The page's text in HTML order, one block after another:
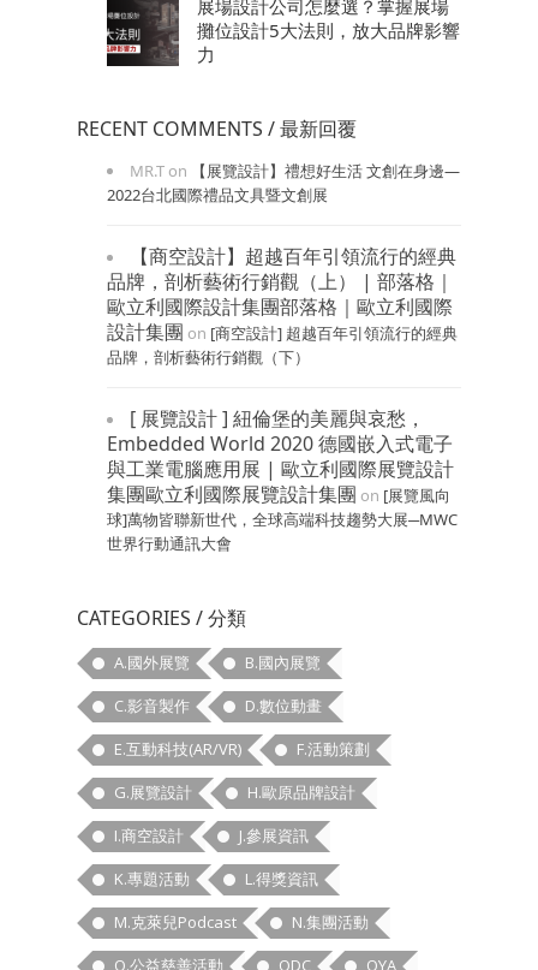
展場設計公司怎麼選？掌握展場
攤位設計5大法則，放大品牌影響
力
RECENT COMMENTS / 最新回覆
MR.T on
【展覽設計】禮想好生活 文創在身邊—
2022台北國際禮品文具暨文創展
【商空設計】超越百年引領流行的經典
品牌，剖析藝術行銷觀（上） | 部落格｜
歐立利國際設計集團部落格｜歐立利國際
設計集團 on [商空設計] 超越百年引領流行的經典
品牌，剖析藝術行銷觀（下）
[ 展覽設計 ] 紐倫堡的美麗與哀愁，
Embedded World 2020 德國嵌入式電子
與工業電腦應用展 | 歐立利國際展覽設計
集團歐立利國際展覽設計集團 on [展覽風向
球]萬物皆聯新世代，全球高端科技趨勢大展─MWC
世界行動通訊大會
CATEGORIES / 分類
A.國外展覽
B.國內展覽
C.影音製作
D.數位動畫
E.互動科技(AR/VR)
F.活動策劃
G.展覽設計
H.歐原品牌設計
I.商空設計
J.參展資訊
K.專題活動
L.得獎資訊
M.克萊兒Podcast
N.集團活動
O.公益慈善活動
ODC
OYA